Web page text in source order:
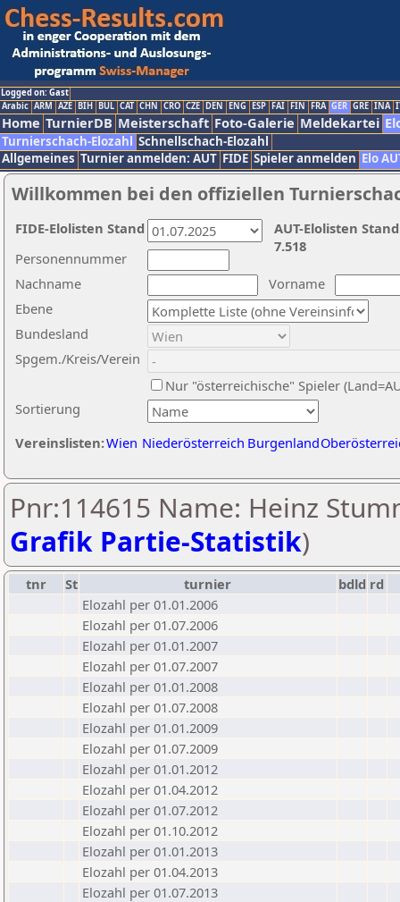
Logged on: Gast
Arabic ARM AZE BIH BUL CAT CHN CRO CZE DEN ENG ESP FAI FIN FRA GER GRE INA
Home TurnierDB Meisterschaft Foto-Galerie Meldekartei
Turnierschach-Elozahl Schnellschach-Elozahl
Allgemeines Turnier anmelden: AUT FIDE Spieler anmelden Elo
Willkommen bei den offiziellen
Nachname
Vorname
Ebene
Sortierung
Personennummer
Bundesland
Spgem./Kreis/Verein
Nur "österreichische" Spieler
Vereinslisten:Wien Niederösterreich Burgenland
AUT-Elolisten
7.518
FIDE-Elolisten Stand
Pnr:114615 Name: Heinz
Grafik Partie-Statistik)
tnr St turnier bdld rd
Elozahl per 01.01.2006
Elozahl per 01.07.2006
Elozahl per 01.01.2007
Elozahl per 01.07.2007
Elozahl per 01.01.2008
Elozahl per 01.07.2008
Elozahl per 01.01.2009
Elozahl per 01.07.2009
Elozahl per 01.01.2012
Elozahl per 01.04.2012
Elozahl per 01.07.2012
Elozahl per 01.10.2012
Elozahl per 01.01.2013
Elozahl per 01.04.2013
Elozahl per 01.07.2013